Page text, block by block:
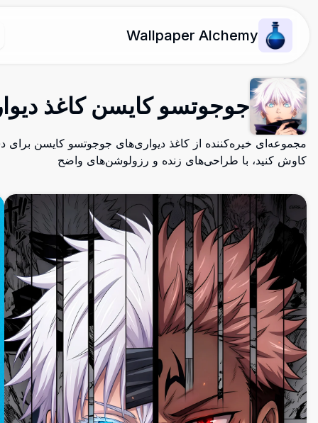
Wallpaper Alchemy
جوجوتسو کایسن کاغذ
مجموعه‌ای خیره‌کننده از کاغذ دیواری‌های جوجوتسو کایسن برای
کاوش کنید، با طراحی‌های زنده و رزولوشن‌های واضح